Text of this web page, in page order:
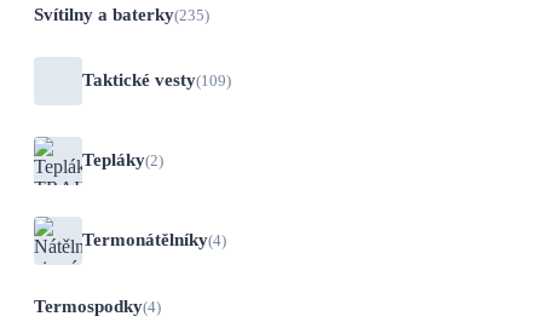
Svítilny a baterky(235)
Taktické vesty(109)
Tepláky(2)
Termonátělníky(4)
Termospodky(4)